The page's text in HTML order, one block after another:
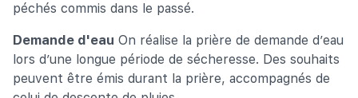
péchés commis dans le passé.
Demande d'eau On réalise la prière de demande d’eau
lors d’une longue période de sécheresse. Des souhaits
peuvent être émis durant la prière, accompagnés de